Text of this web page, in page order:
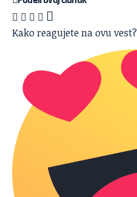
Kako reagujete na ovu vest?